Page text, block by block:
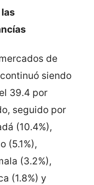
de
siendo
39.4 por
seguido por
(10.4%),
(5.1%),
(3.2%),
(1.8%) y